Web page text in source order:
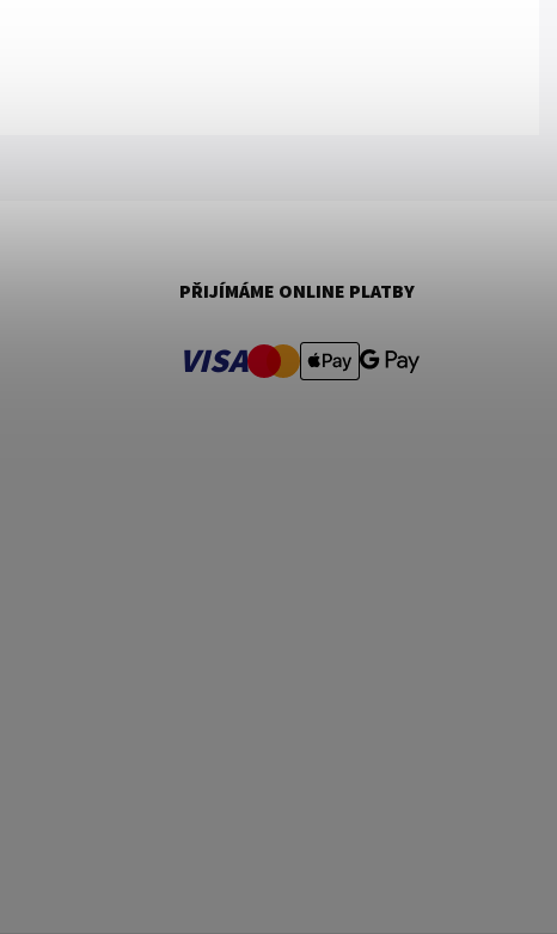
PŘIJÍMÁME ONLINE PLATBY
VISA